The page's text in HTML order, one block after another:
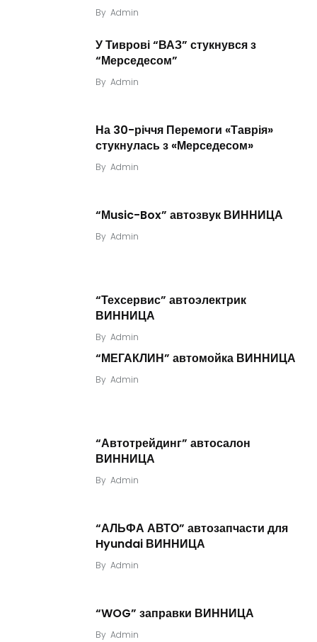
By Admin
У Тиврові “ВАЗ” стукнувся з
“Мерседесом”
By Admin
На 30-річчя Перемоги «Таврія»
стукнулась з «Мерседесом»
By Admin
“Мusic-Box” автозвук ВИННИЦА
By Admin
“Техсервис” автоэлектрик
ВИННИЦА
By Admin
“МЕГАКЛИН” автомойка ВИННИЦА
By Admin
“Автотрейдинг” автосалон
ВИННИЦА
By Admin
“АЛЬФА АВТО” автозапчасти для
Hyundai ВИННИЦА
By Admin
“WOG” заправки ВИННИЦА
By Admin